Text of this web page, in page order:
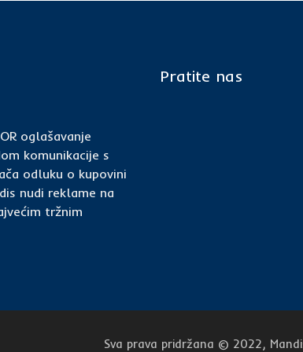
oglašavanje
komunikacije s
odluku o kupovini
nudi reklame na
tržnim
Pratite nas
Sva prava pridržana © 2022,